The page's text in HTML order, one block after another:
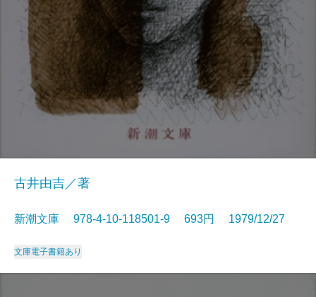
古井由吉／著
新潮文庫 978-4-10-118501-9 693円 1979/12/27
文庫電子書籍あり